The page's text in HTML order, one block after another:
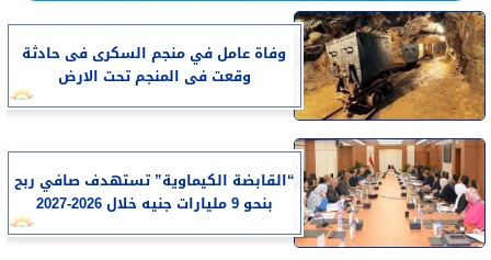
وفاة عامل في منجم السكرى فى حادثة
وقعت فى المنجم تحت الارض
“القابضة الكيماوية” تستهدف صافي ربح
بنحو 9 مليارات جنيه خلال 2026-2027